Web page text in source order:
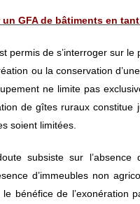
GFA de bâtiments en
permis de s’interroger sur
ou la conservation
ne limite pas
de gîtes ruraux
soient limitées.
subsiste sur
d’immeubles non
bénéfice de l’exonération